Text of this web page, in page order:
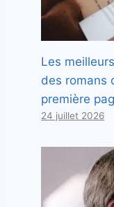
Les
des romans
première
24 juillet 2026